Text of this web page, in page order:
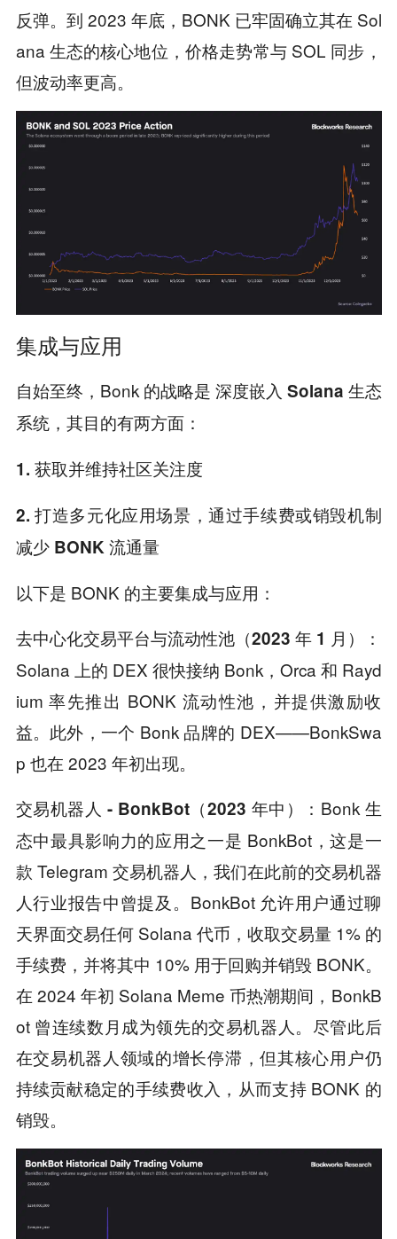
反弹。到 2023 年底，BONK 已牢固确立其在 Sol
ana 生态的核心地位，价格走势常与 SOL 同步，
但波动率更高。
集成与应用
自始至终，Bonk 的战略是 深度嵌入 Solana 生态
系统， 其目的有两方面：
1. 获取并维持社区关注度
2. 打造多元化应用场景，通过手续费或销毁机制
减少 BONK 流通量
以下是 BONK 的主要集成与应用：
去中心化交易平台与流动性池（2023 年 1 月）：
Solana 上的 DEX 很快接纳 Bonk，Orca 和 Rayd
ium 率先推出 BONK 流动性池，并提供激励收
益。此外，一个 Bonk 品牌的 DEX——BonkSwa
p 也在 2023 年初出现。
交易机器人 - BonkBot（2023 年中）： Bonk 生
态中最具影响力的应用之一是 BonkBot，这是一
款 Telegram 交易机器人，我们在此前的交易机器
人行业报告中曾提及。BonkBot 允许用户通过聊
天界面交易任何 Solana 代币，收取交易量 1% 的
手续费，并将其中 10% 用于回购并销毁 BONK。
在 2024 年初 Solana Meme 币热潮期间，BonkB
ot 曾连续数月成为领先的交易机器人。尽管此后
在交易机器人领域的增长停滞，但其核心用户仍
持续贡献稳定的手续费收入，从而支持 BONK 的
销毁。